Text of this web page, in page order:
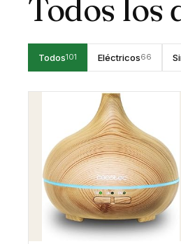
Todos los
Todos101 Eléctricos66